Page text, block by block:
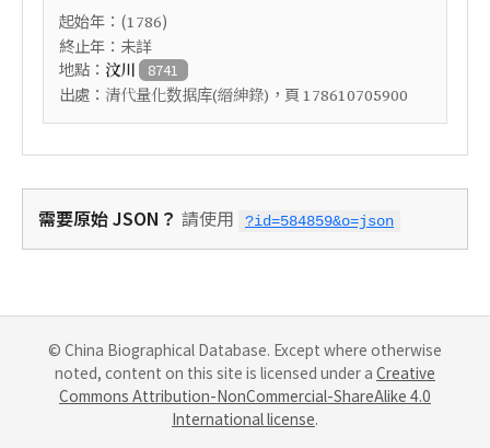
起始年：(1786)
終止年：未詳
地點： 汶川 8741
出處： 清代量化数据库(縉紳錄) ，頁 178610705900
需要原始 JSON？ 請使用 ?id=584859&o=json
© China Biographical Database. Except where otherwise
noted, content on this site is licensed under a Creative
Commons Attribution-NonCommercial-ShareAlike 4.0
International license.